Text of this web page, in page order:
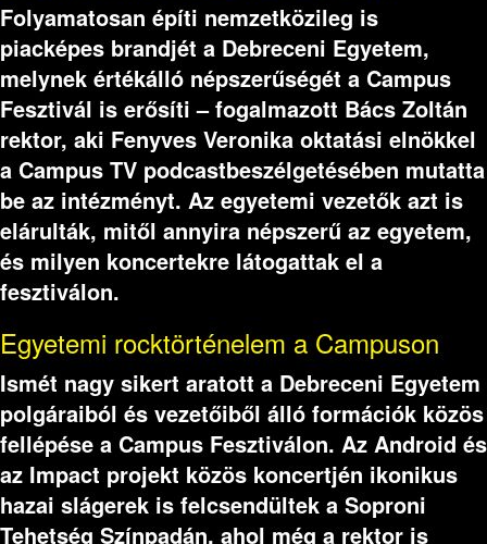
Folyamatosan építi nemzetközileg is
piacképes brandjét a Debreceni Egyetem,
melynek értékálló népszerűségét a Campus
Fesztivál is erősíti – fogalmazott Bács Zoltán
rektor, aki Fenyves Veronika oktatási elnökkel
a Campus TV podcastbeszélgetésében mutatta
be az intézményt. Az egyetemi vezetők azt is
elárulták, mitől annyira népszerű az egyetem,
és milyen koncertekre látogattak el a
fesztiválon.
Egyetemi rocktörténelem a Campuson
Ismét nagy sikert aratott a Debreceni Egyetem
polgáraiból és vezetőiből álló formációk közös
fellépése a Campus Fesztiválon. Az Android és
az Impact projekt közös koncertjén ikonikus
hazai slágerek is felcsendültek a Soproni
Tehetség Színpadán, ahol még a rektor is